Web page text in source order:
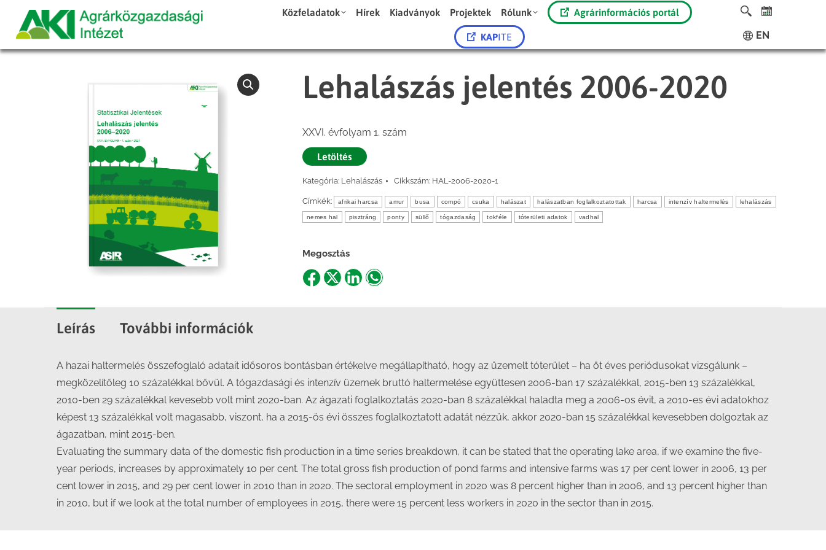
Közfeladatok Hírek Kiadványok Projektek Rólunk Agrárinformációs portál
KAPITE EN
Lehalászás jelentés 2006-2020
XXVI. évfolyam 1. szám
Letöltés
Kategória: Lehalászás Cikkszám: HAL-2006-2020-1
Címkék: afrikai harcsa amur busa compó csuka halászat halászatban foglalkoztatottak harcsa intenzív haltermelés lehalászás
nemes hal pisztráng ponty süllő tógazdaság tokféle tóterületi adatok vadhal
Megosztás
ShareShareShareShare
Leírás További információk
A hazai haltermelés összefoglaló adatait idősoros bontásban értékelve megállapítható, hogy az üzemelt tóterület – ha öt éves periódusokat vizsgálunk –
megközelítőleg 10 százalékkal bővül. A tógazdasági és intenzív üzemek bruttó haltermelése együttesen 2006-ban 17 százalékkal, 2015-ben 13 százalékkal,
2010-ben 29 százalékkal kevesebb volt mint 2020-ban. Az ágazati foglalkoztatás 2020-ban 8 százalékkal haladta meg a 2006-os évit, a 2010-es évi adatokhoz
képest 13 százalékkal volt magasabb, viszont, ha a 2015-ös évi összes foglalkoztatott adatát nézzük, akkor 2020-ban 15 százalékkal kevesebben dolgoztak az
ágazatban, mint 2015-ben.
Evaluating the summary data of the domestic fish production in a time series breakdown, it can be stated that the operating lake area, if we examine the five-
year periods, increases by approximately 10 per cent. The total gross fish production of pond farms and intensive farms was 17 per cent lower in 2006, 13 per
cent lower in 2015, and 29 per cent lower in 2010 than in 2020. The sectoral employment in 2020 was 8 percent higher than in 2006, and 13 percent higher than
in 2010, but if we look at the total number of employees in 2015, there were 15 percent less workers in 2020 in the sector than in 2015.